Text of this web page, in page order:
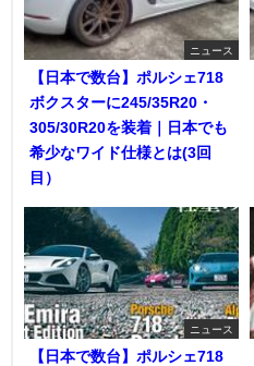
ニュース
【日本で数台】ポルシェ718
ボクスターに245/35R20・
305/30R20を装着｜日本でも
希少なワイド仕様とは(3回
目）
ニュース
【日本で数台】ポルシェ718